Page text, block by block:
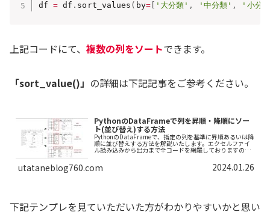
df = df . sort_values ( by=[ '大分類' , '中分類' , '小分
上記コードにて、 複数の列をソートできます。
「sort_value()」 の詳細は下記記事をご参考ください。
PythonのDataFrameで列を昇順・降順にソー
ト(並び替え)する方法
PythonのDataFrameで、指定の列を基準に昇順あるいは降
順に並び替えする方法を解説いたします。エクセルファイ
ル読み込みから出力まで全コードを網羅しておりますの
utataneblog760.com 2024.01.26
下記テンプレを見ていただいた方がわかりやすいかと思い